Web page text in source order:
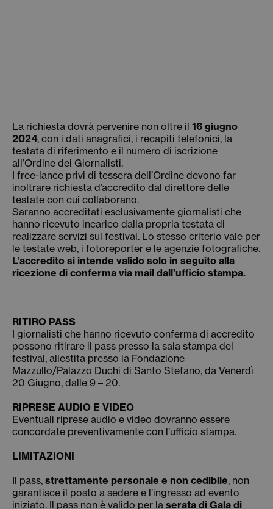
La richiesta dovrà pervenire non oltre il 16 giugno
2024, con i dati anagrafici, i recapiti telefonici, la
testata di riferimento e il numero di iscrizione
all’Ordine dei Giornalisti.
I free-lance privi di tessera dell’Ordine devono far
inoltrare richiesta d’accredito dal direttore delle
testate con cui collaborano.
Saranno accreditati esclusivamente giornalisti che
hanno ricevuto incarico dalla propria testata di
realizzare servizi sul festival. Lo stesso criterio vale per
le testate web, i fotoreporter e le agenzie fotografiche.
L’accredito si intende valido solo in seguito alla
ricezione di conferma via mail dall’ufficio stampa.
RITIRO PASS
I giornalisti che hanno ricevuto conferma di accredito
possono ritirare il pass presso la sala stampa del
festival, allestita presso la Fondazione
Mazzullo/Palazzo Duchi di Santo Stefano, da Venerdì
20 Giugno, dalle 9 – 20.
RIPRESE AUDIO E VIDEO
Eventuali riprese audio e video dovranno essere
concordate preventivamente con l’ufficio stampa.
LIMITAZIONI
Il pass, strettamente personale e non cedibile, non
garantisce il posto a sedere e l’ingresso ad evento
iniziato. Il pass non è valido per la serata di Gala di